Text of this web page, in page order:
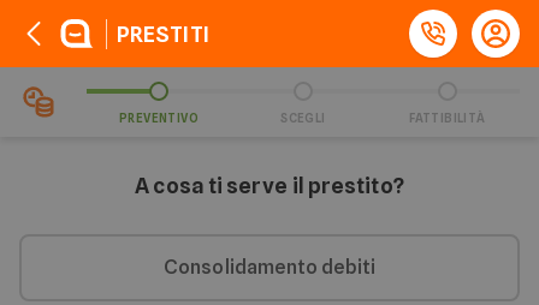
PRESTITI
PREVENTIVO SCEGLI FATTIBILITÀ
A cosa ti serve il prestito?
Consolidamento debiti